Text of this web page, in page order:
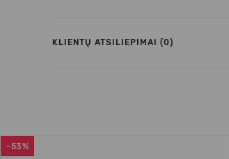
KLIENTŲ ATSILIEPIMAI (0)
-53%